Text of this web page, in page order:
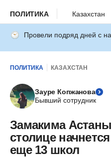
ПОЛИТИКА Казахстан
Провели подряд дней с
ПОЛИТИКА КАЗАХСТАН
Зауре Копжанова
Бывший сотрудник
Замакима
столице
еще 13 школ